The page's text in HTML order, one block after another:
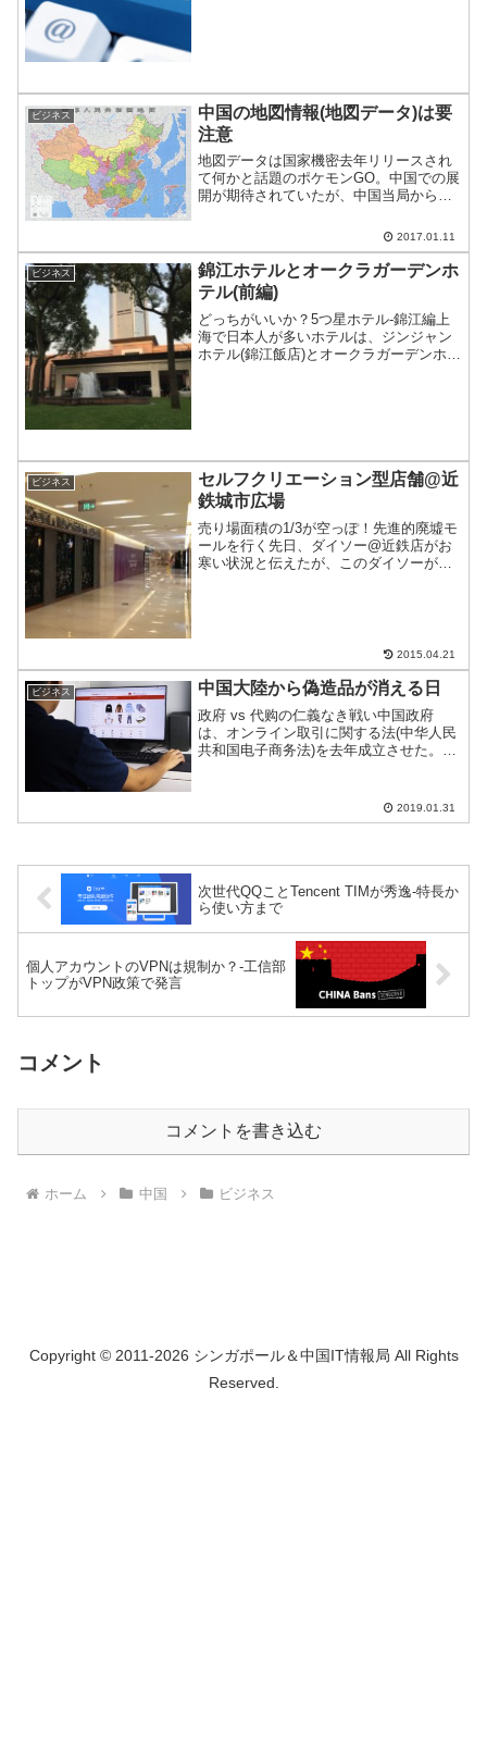
ビジネス
中国の地図情報(地図データ)は要
注意
地図データは国家機密去年リリースされ
て何かと話題のポケモンGO。中国での展
開が期待されていたが、中国当局から正
2017.01.11
ビジネス
錦江ホテルとオークラガーデンホ
テル(前編)
どっちがいいか？5つ星ホテル-錦江編上
海で日本人が多いホテルは、ジンジャン
ホテル(錦江飯店)とオークラガーデンホテ
ビジネス
セルフクリエーション型店舗@近
鉄城市広場
売り場面積の1/3が空っぽ！先進的廃墟モ
ールを行く先日、ダイソー@近鉄店がお
寒い状況と伝えたが、このダイソーが入
2015.04.21
ビジネス 中国大陸から偽造品が消える日
政府 vs 代购の仁義なき戦い中国政府
は、オンライン取引に関する法(中华人民
共和国电子商务法)を去年成立させた。同
った。中国から偽造品が消える”その日”は
来るの...
2019.01.31
次世代QQことTencent TIMが秀逸-特長か
ら使い方まで
個人アカウントのVPNは規制か？-工信部
トップがVPN政策で発言
コメント
コメントを書き込む
ホーム 中国 ビジネス
Copyright © 2011-2026 シンガポール＆中国IT情報局 All Rights
Reserved.